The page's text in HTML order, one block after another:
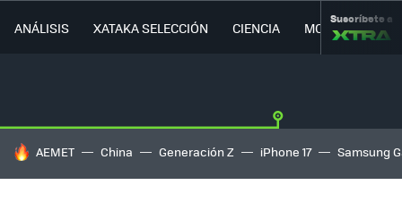
ANÁLISIS XATAKA SELECCIÓN CIENCIA MOVILIDAD
Suscríbete a
HOY SE HABLA DE
AEMET China Generación Z iPhone 17 Samsung